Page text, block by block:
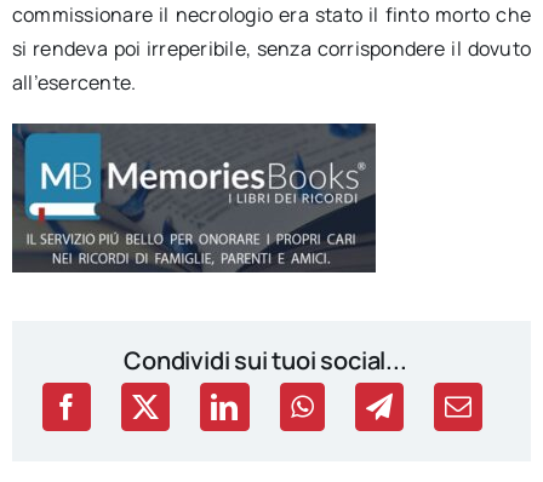
commissionare il necrologio era stato il finto morto che
si rendeva poi irreperibile, senza corrispondere il dovuto
all’esercente.
Condividi sui tuoi social...